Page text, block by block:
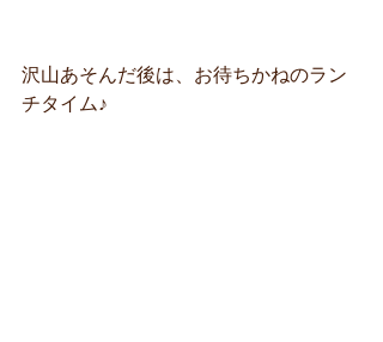
沢山あそんだ後は、お待ちかねのラン
チタイム♪